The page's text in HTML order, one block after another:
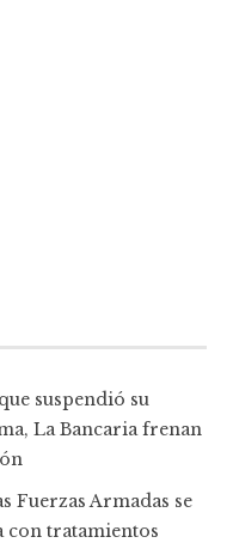
suspendió su
La Bancaria frenan
Fuerzas Armadas se
con tratamientos